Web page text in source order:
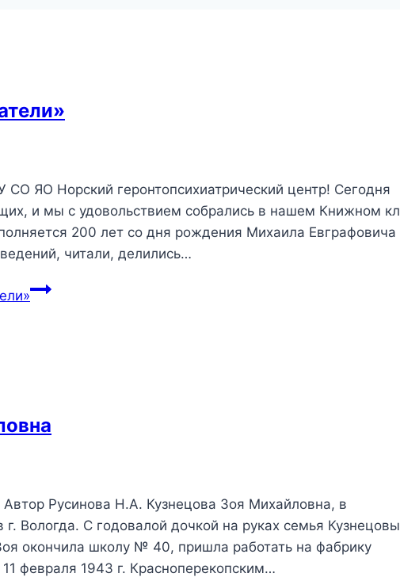
ЯО Норский геронтопсихиатрический центр! Сегодня
и мы с удовольствием собрались в нашем Книжном
200 лет со дня рождения Михаила Евграфовича
читали, делились…
Русинова Н.А. Кузнецова Зоя Михайловна, в
Вологда. С годовалой дочкой на руках семья
окончила школу № 40, пришла работать на фабрику
февраля 1943 г. Красноперекопским…